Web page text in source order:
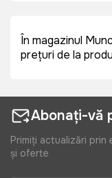
În magazinul
prețuri de la
Abonați-vă
Primiți actualizări prin
și oferte